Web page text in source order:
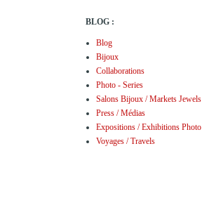
BLOG :
Blog
Bijoux
Collaborations
Photo - Series
Salons Bijoux / Markets Jewels
Press / Médias
Expositions / Exhibitions Photo
Voyages / Travels